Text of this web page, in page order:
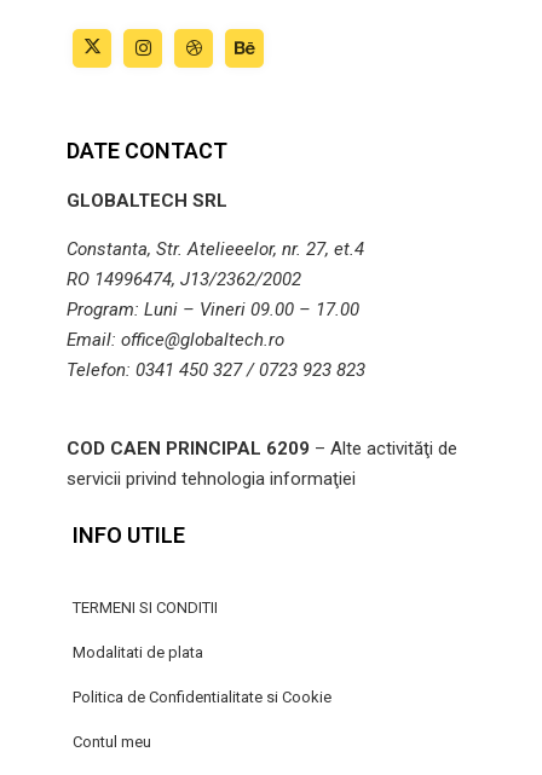
DATE CONTACT
GLOBALTECH SRL
Constanta, Str. Atelieeelor, nr. 27, et.4
RO 14996474, J13/2362/2002
Program: Luni – Vineri 09.00 – 17.00
Email: office@globaltech.ro
Telefon: 0341 450 327 / 0723 923 823
COD CAEN PRINCIPAL 6209 – Alte activităţi de
servicii privind tehnologia informaţiei
INFO UTILE
TERMENI SI CONDITII
Modalitati de plata
Politica de Confidentialitate si Cookie
Contul meu